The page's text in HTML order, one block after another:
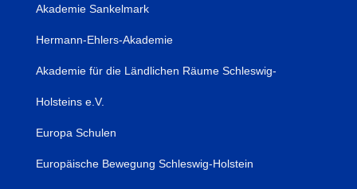
Akademie Sankelmark
Hermann-Ehlers-Akademie
Akademie für die Ländlichen Räume Schleswig-
Holsteins e.V.
Europa Schulen
Europäische Bewegung Schleswig-Holstein